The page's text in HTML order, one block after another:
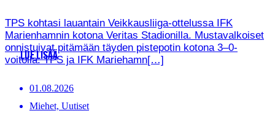
TPS kohtasi lauantain Veikkausliiga-ottelussa IFK
Marienhamnin kotona Veritas Stadionilla. Mustavalkoiset
onnistuivat pitämään täyden pistepotin kotona 3–0-
voitolla. TPS ja IFK Mariehamn[…]
LUE LISÄÄ
01.08.2026
Miehet, Uutiset